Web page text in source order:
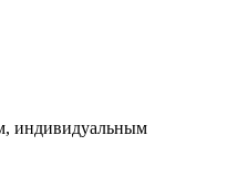
индивидуальным